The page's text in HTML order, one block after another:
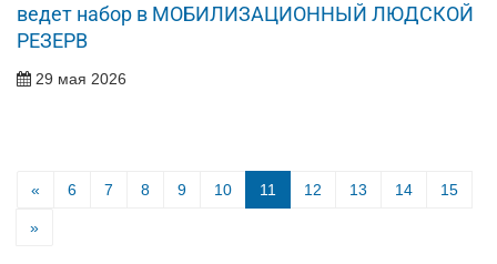
ведет набор в МОБИЛИЗАЦИОННЫЙ ЛЮДСКОЙ
РЕЗЕРВ
29 мая 2026
« 6 7 8 9 10 11 12 13 14 15
»